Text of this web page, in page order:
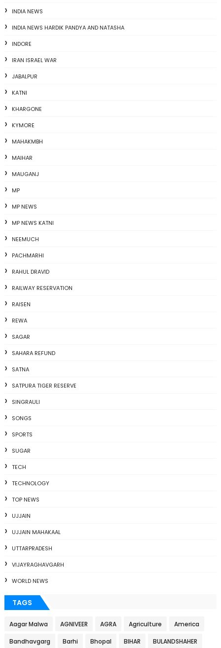
INDIA NEWS
INDIA NEWS HARDIK PANDYA AND NATASHA
INDORE
IRAN ISRAEL WAR
JABALPUR
KATNI
KHARGONE
KYMORE
MAHAKMBH
MAIHAR
MAUGANJ
MP
MP NEWS
MP NEWS KATNI
NEEMUCH
PACHMARHI
RAHUL DRAVID
RAILWAY RESERVATION
RAISEN
REWA
SAGAR
SAHARA REFUND
SATNA
SATPURA TIGER RESERVE
SINGRAULI
SONGS
SPORTS
SUGAR
TECH
TECHNOLOGY
TOP NEWS
UJJAIN
UJJAIN MAHAKAAL
UTTARPRADESH
VIJAYRAGHAVGARH
WORLD NEWS
TAGS
Aagar Malwa AGNIVEER AGRA Agriculture America
Bandhavgarg Barhi Bhopal BIHAR BULANDSHAHER